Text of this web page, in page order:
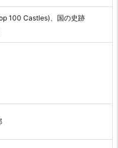
100 Castles)、国の史跡